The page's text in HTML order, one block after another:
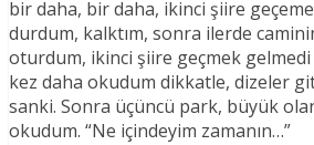
bir daha, bir daha, ikinci şiire
durdum, kalktım, sonra ilerde
oturdum, ikinci şiire geçmek gelmedi
kez daha okudum dikkatle, dizeler
sanki. Sonra üçüncü park, büyük
okudum. “Ne içindeyim zamanın…”